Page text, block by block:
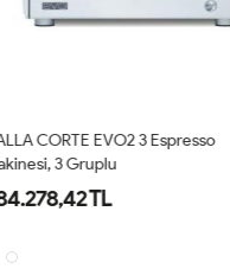
CORTE EVO2 3 Espresso
3 Gruplu
TL